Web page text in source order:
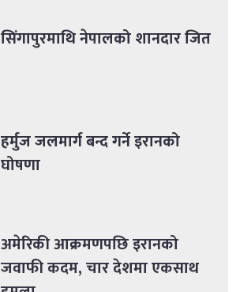
सिंगापुरमाथि नेपालको शानदार जित
हर्मुज जलमार्ग बन्द गर्ने इरानको
घोषणा
अमेरिकी आक्रमणपछि इरानको
जवाफी कदम, चार देशमा एकसाथ